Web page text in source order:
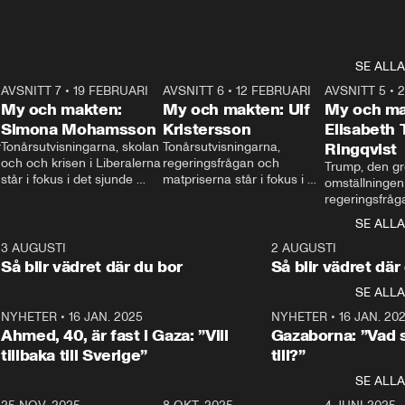
SE ALLA
24:30
AVSNITT 7• 19 FEBRUARI
My och makten:
Simona Mohamsson
Tonårsutvisningarna, skolan
och och krisen i Liberalerna
står i fokus i det sjunde
kommentator My
Rohwedder ställer
utbildnings- och
Mohamsson till svars.
27:30
AVSNITT 6 •12 FEBRUARI
My och makten: Ulf
Kristersson
Tonårsutvisningarna,
regeringsfrågan och
matpriserna står i fokus i
Rohwedder ställer
statsminister Ulf Kristersson
AVSNITT 5 •
My och
Elisabeth
Ringqvist
Trump, den
centrum i
avsnittet av
Makten”. Se
Aftonbladets
Rohwedder
Thand Ring
SE ALLA
3 AUGUSTI
Så blir vädret där du bor
2 AUGUSTI
Så blir vädret där
SE ALLA
NYHETER• 16 JAN. 2025
Ahmed, 40, är fast i Gaza: ”Vill
tillbaka till Sverige”
NYHETER• 16 JAN.
Gazaborna:
till?”
SE ALLA